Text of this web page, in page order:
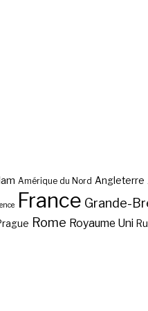
Amérique du Nord Angleterre
France Grande-
Rome Royaume Uni